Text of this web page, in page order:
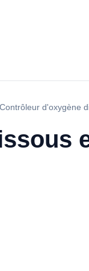
Contrôleur d'oxygène